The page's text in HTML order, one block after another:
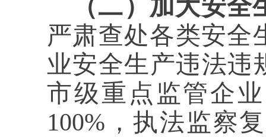
（二）加大安
严肃查处各类安全
业安全生产违法违
市级重点监管企
100%，执法监察